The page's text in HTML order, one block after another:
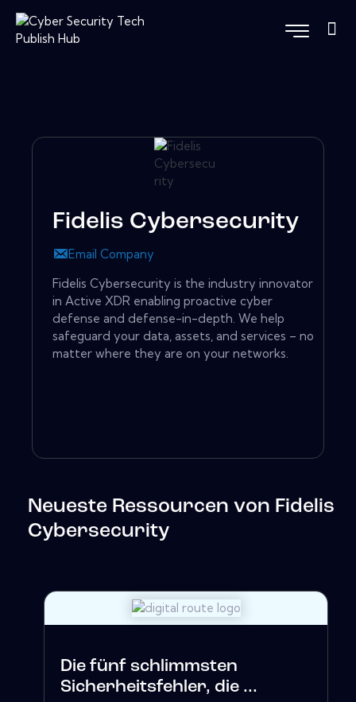
Fidelis Cybersecurity
Email Company
Fidelis Cybersecurity is the industry innovator
in Active XDR enabling proactive cyber
defense and defense-in-depth. We help
safeguard your data, assets, and services – no
matter where they are on your networks.
Neueste Ressourcen von Fidelis
Cybersecurity
Die fünf schlimmsten
Sicherheitsfehler, die ...